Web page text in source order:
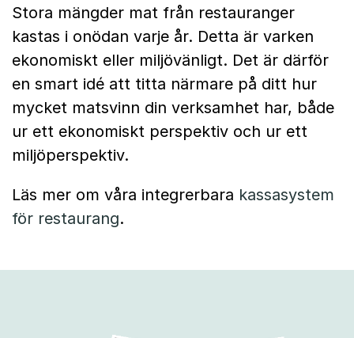
Stora mängder mat från restauranger
kastas i onödan varje år. Detta är varken
ekonomiskt eller miljövänligt. Det är därför
en smart idé att titta närmare på ditt hur
mycket matsvinn din verksamhet har, både
ur ett ekonomiskt perspektiv och ur ett
miljöperspektiv.
Läs mer om våra integrerbara kassasystem
för restaurang.